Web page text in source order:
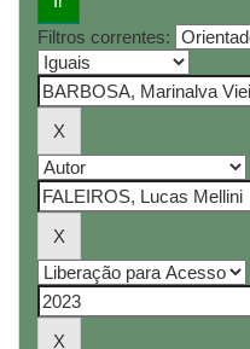
Filtros correntes: